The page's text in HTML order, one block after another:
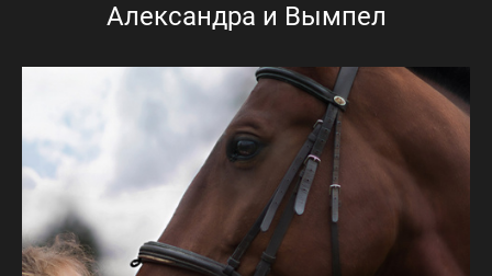
Александра и Вымпел